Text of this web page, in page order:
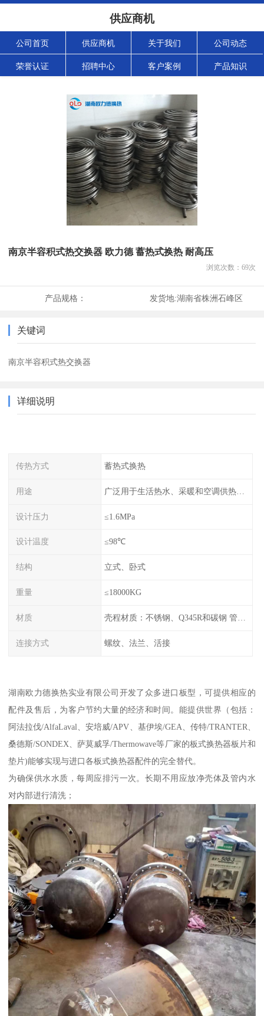
供应商机
公司首页 供应商机 关于我们 公司动态
荣誉认证 招聘中心 客户案例 产品知识
南京半容积式热交换器 欧力德 蓄热式换热 耐高压
浏览次数： 69次
产品规格： 发货地:湖南省株洲石峰区
关键词
南京半容积式热交换器
详细说明
传热方式 蓄热式换热
用途 广泛用于生活热水、采暖和空调供热系统中
设计压力 ≤1.6MPa
设计温度 ≤98℃
结构 立式、卧式
重量 ≤18000KG
材质
连接方式 螺纹、法兰、活接
湖南欧力德换热实业有限公司开发了众多进口板型，可提供相应的
配件及售后，为客户节约大量的经济和时间。能提供世界（包括：
阿法拉伐/AlfaLaval、安培威/APV、基伊埃/GEA、传特/TRANTER、
桑德斯/SONDEX、萨莫威孚/Thermowave等厂家的板式换热器板片和
垫片)能够实现与进口各板式换热器配件的完全替代。
为确保供水水质，每周应排污一次。长期不用应放净壳体及管内水
对内部进行清洗；